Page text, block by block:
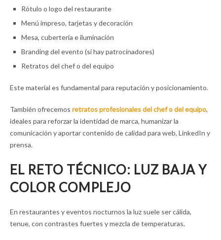
Rótulo o logo del restaurante
Menú impreso, tarjetas y decoración
Mesa, cubertería e iluminación
Branding del evento (si hay patrocinadores)
Retratos del chef o del equipo
Este material es fundamental para reputación y posicionamiento.
También ofrecemos retratos profesionales del chef o del equipo,
ideales para reforzar la identidad de marca, humanizar la
comunicación y aportar contenido de calidad para web, LinkedIn y
prensa.
EL RETO TÉCNICO: LUZ BAJA Y
COLOR COMPLEJO
En restaurantes y eventos nocturnos la luz suele ser cálida,
tenue, con contrastes fuertes y mezcla de temperaturas.